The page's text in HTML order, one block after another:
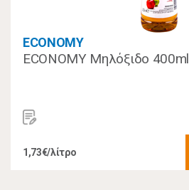
ECONOMY
ECONOMY Μηλόξιδο 400ml
1,73€/λίτρο